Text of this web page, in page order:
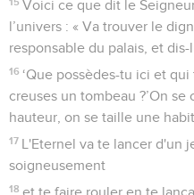
Voici ce que dit le
l’univers : « Va trouver le
responsable du palais, et dis-
16 ‘Que possèdes-tu ici et
creuses un tombeau ?’On
hauteur, on se taille une
17 L'Eternel va te lancer d'un
soigneusement
18 et te faire rouler en te